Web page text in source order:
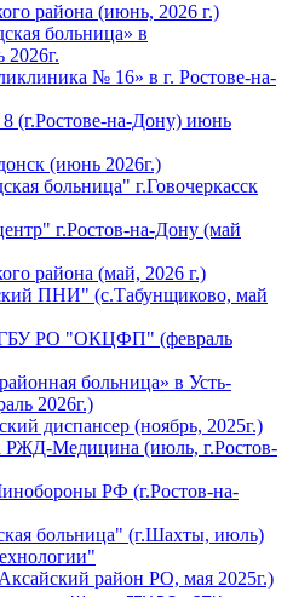
района (июнь, 2026 г.)
больница» в
№ 16» в г. Ростове-на-
(г.Ростове-на-Дону) июнь
(июнь 2026г.)
больница" г.Говочеркасск
г.Ростов-на-Дону (май
района (май, 2026 г.)
ПНИ" (с.Табунщиково, май
ГБУ РО "ОКЦФП" (февраль
больница» в Усть-
2026г.)
диспансер (ноябрь, 2025г.)
РЖД-Медицина (июль, г.Ростов-
РФ (г.Ростов-на-
больница" (г.Шахты, июль)
район РО, мая 2025г.)